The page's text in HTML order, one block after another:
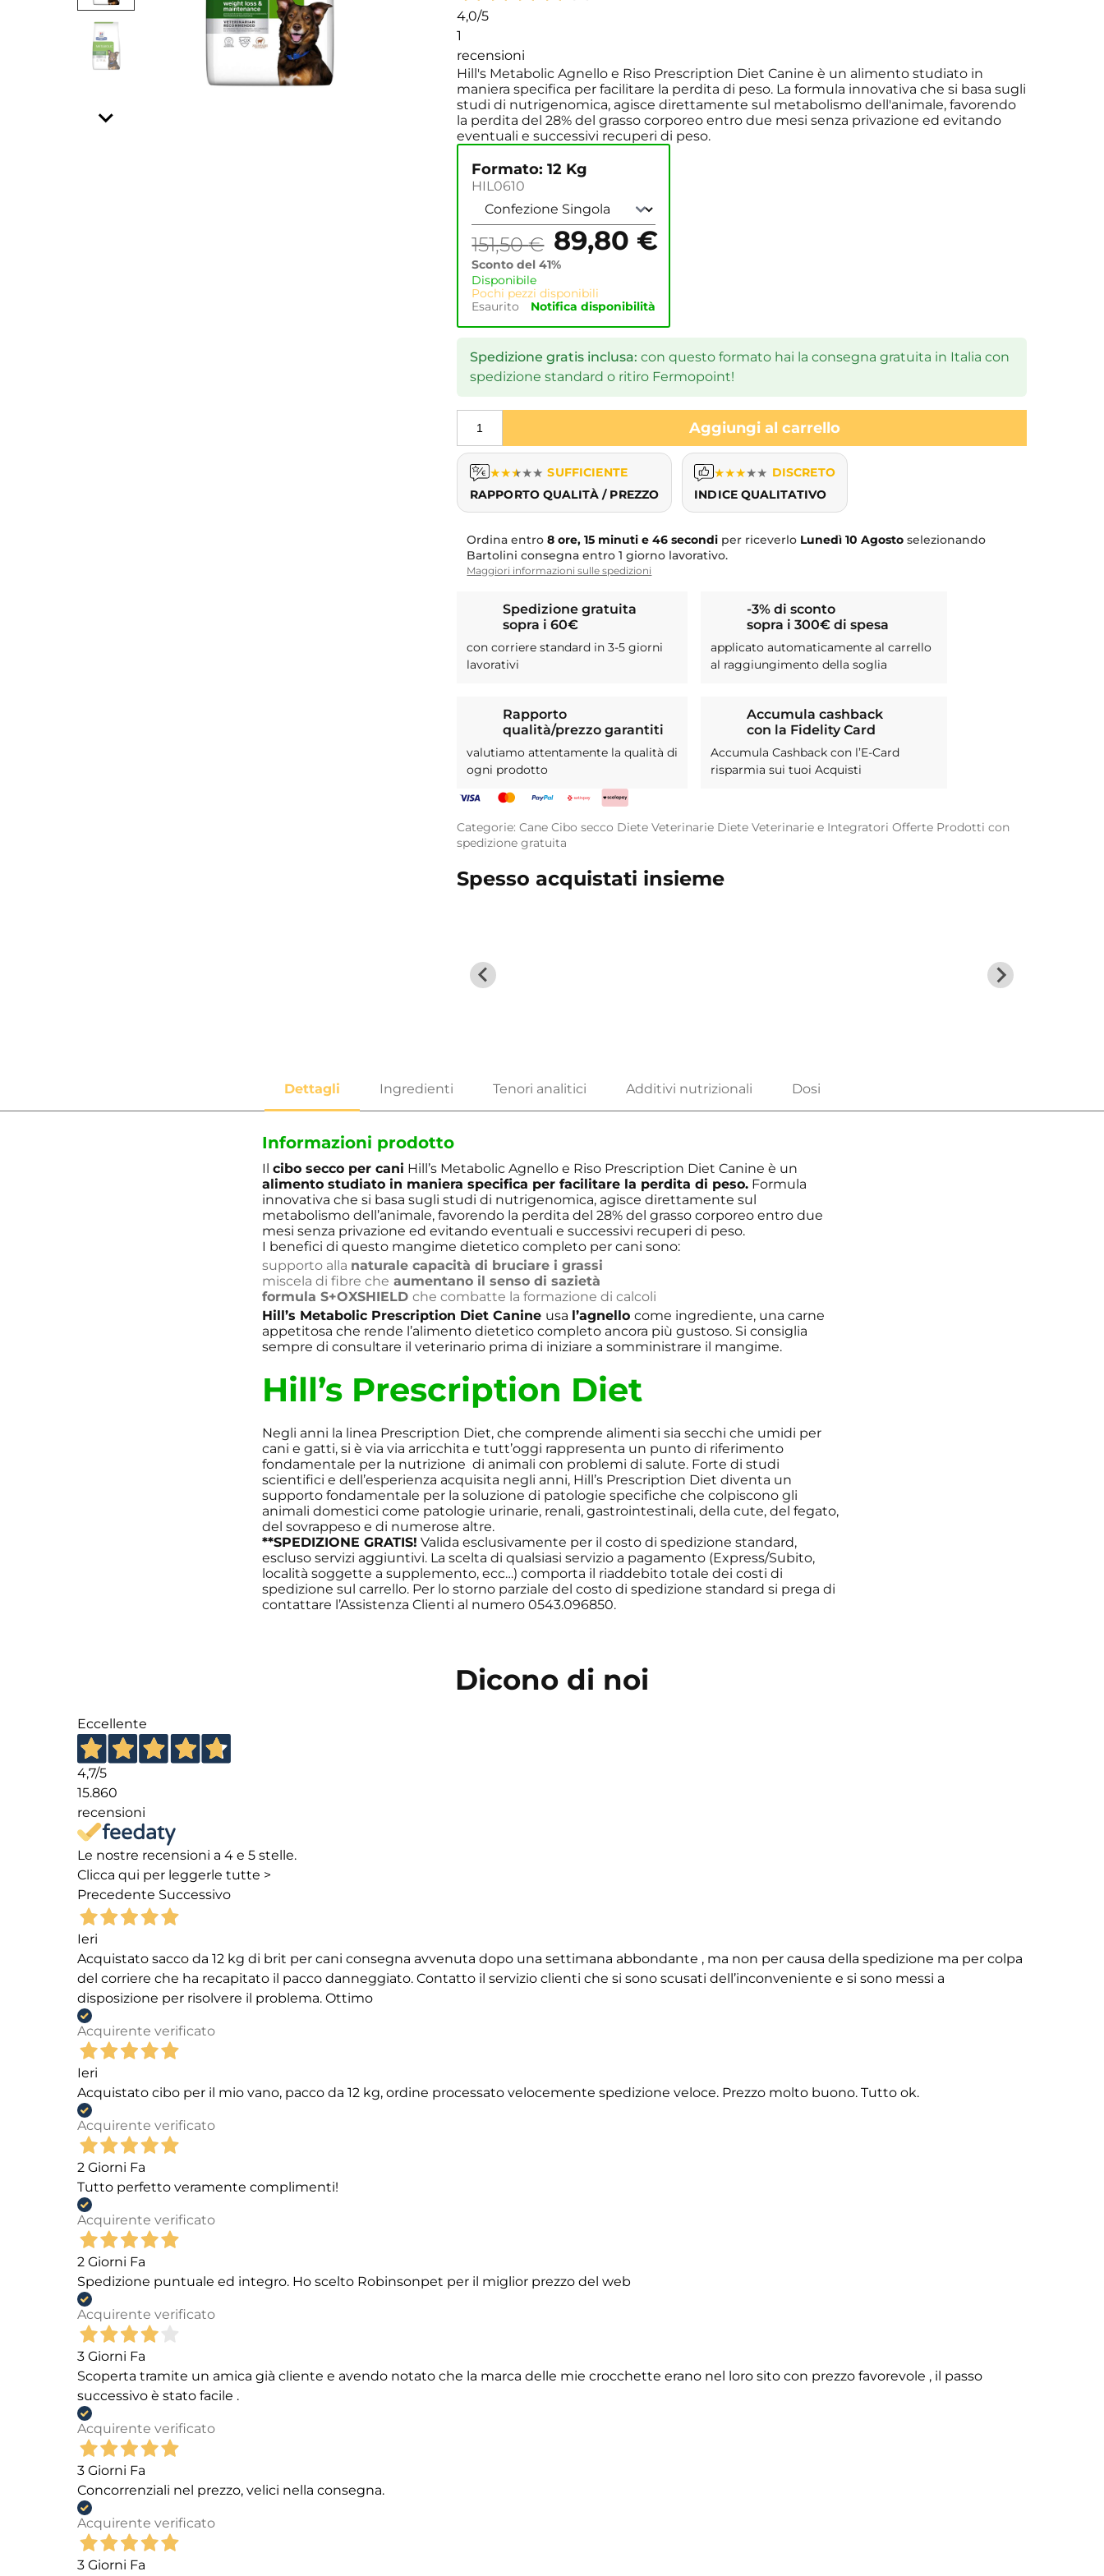
4,0/5
1
recensioni
Hill's Metabolic Agnello e Riso Prescription Diet Canine è un alimento studiato in
maniera specifica per facilitare la perdita di peso. La formula innovativa che si basa sugli
studi di nutrigenomica, agisce direttamente sul metabolismo dell'animale, favorendo
la perdita del 28% del grasso corporeo entro due mesi senza privazione ed evitando
eventuali e successivi recuperi di peso.
Formato: 12 Kg
HIL0610
151,50€ 89,80 €
Sconto del 41%
Disponibile
Pochi pezzi disponibili
Esaurito
Notifica disponibilità
Spedizione gratis inclusa: con questo formato hai la consegna gratuita in Italia con
spedizione standard o ritiro Fermopoint!
Aggiungi al carrello
★★★★★ SUFFICIENTE
RAPPORTO QUALITÀ / PREZZO
★★★★★ DISCRETO
INDICE QUALITATIVO
Ordina entro8 ore, 15 minuti e 45 secondiper riceverlo Lunedì 10 Agostoselezionando
Bartolini consegna entro 1 giorno lavorativo.
Maggiori informazioni sulle spedizioni
Spedizione gratuita
sopra i 60€
con corriere standard in 3-5 giorni
lavorativi
-3% di sconto
sopra i 300€ di spesa
applicato automaticamente al carrello
al raggiungimento della soglia
Rapporto
qualità/prezzo garantiti
valutiamo attentamente la qualità di
ogni prodotto
Accumula cashback
con la Fidelity Card
Accumula Cashback con l’E-Card
risparmia sui tuoi Acquisti
Categorie:Cane Cibo secco Diete Veterinarie Diete Veterinarie e Integratori Offerte Prodotti con
spedizione gratuita
Spesso acquistati insieme
Informazioni prodotto
Ilcibo secco per cani Hill’s Metabolic Agnello e Riso Prescription Diet Canine è un
alimento studiato in maniera specifica per facilitare la perdita di peso. Formula
innovativa che si basa sugli studi di nutrigenomica, agisce direttamente sul
metabolismo dell’animale, favorendo la perdita del 28% del grasso corporeo entro due
mesi senza privazione ed evitando eventuali e successivi recuperi di peso.
I benefici di questo mangime dietetico completo per cani sono:
supporto alla naturale capacità di bruciare i grassi
miscela di fibre che aumentano il senso di sazietà
formula S+OXSHIELDche combatte la formazione di calcoli
Hill’s Metabolic Prescription Diet Canine usa l’agnellocome ingrediente, una carne
appetitosa che rende l’alimento dietetico completo ancora più gustoso. Si consiglia
sempre di consultare il veterinario prima di iniziare a somministrare il mangime.
Hill’s Prescription Diet
Negli anni la linea Prescription Diet, che comprende alimenti sia secchi che umidi per
cani e gatti, si è via via arricchita e tutt’oggi rappresenta un punto di riferimento
fondamentale per la nutrizione di animali con problemi di salute. Forte di studi
scientifici e dell’esperienza acquisita negli anni, Hill’s Prescription Diet diventa un
supporto fondamentale per la soluzione di patologie specifiche che colpiscono gli
animali domestici come patologie urinarie, renali, gastrointestinali, della cute, del fegato,
del sovrappeso e di numerose altre.
**SPEDIZIONE GRATIS! Valida esclusivamente per il costo di spedizione standard,
escluso servizi aggiuntivi. La scelta di qualsiasi servizio a pagamento (Express/Subito,
località soggette a supplemento, ecc…) comporta il riaddebito totale dei costi di
spedizione sul carrello. Per lo storno parziale del costo di spedizione standard si prega di
contattare l’Assistenza Clienti al numero 0543.096850.
Dicono di noi
Eccellente
4,7/5
15.860
recensioni
Le nostre recensioni a 4 e 5 stelle.
Clicca qui per leggerle tutte >
Precedente Successivo
Ieri
Acquistato sacco da 12 kg di brit per cani consegna avvenuta dopo una settimana abbondante , ma non per causa della spedizione ma per colpa
del corriere che ha recapitato il pacco danneggiato. Contatto il servizio clienti che si sono scusati dell’inconveniente e si sono messi a
disposizione per risolvere il problema. Ottimo
Acquirente verificato
Ieri
Acquistato cibo per il mio vano, pacco da 12 kg, ordine processato velocemente spedizione veloce. Prezzo molto buono. Tutto ok.
Acquirente verificato
2 Giorni Fa
Tutto perfetto veramente complimenti!
Acquirente verificato
2 Giorni Fa
Spedizione puntuale ed integro. Ho scelto Robinsonpet per il miglior prezzo del web
Acquirente verificato
3 Giorni Fa
Scoperta tramite un amica già cliente e avendo notato che la marca delle mie crocchette erano nel loro sito con prezzo favorevole , il passo
successivo è stato facile .
Acquirente verificato
3 Giorni Fa
Concorrenziali nel prezzo, velici nella consegna.
Acquirente verificato
3 Giorni Fa